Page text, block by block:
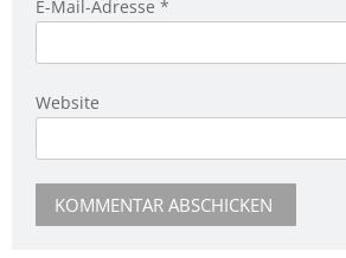
E-Mail-Adresse *
Website